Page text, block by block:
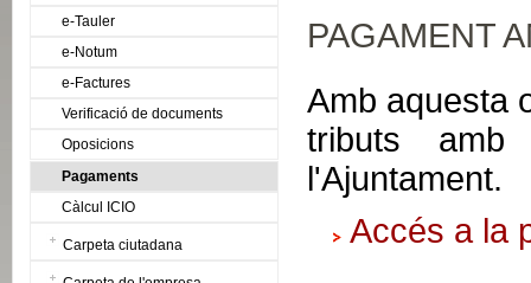
e-Tauler
e-Notum
e-Factures
Verificació de documents
Oposicions
Pagaments
Càlcul ICIO
Carpeta ciutadana
PAGAMENT
Amb aquesta
tributs
l'Ajuntament.
Accés a la